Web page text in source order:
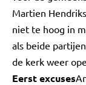
Martien
niet te hoog in
als beide
de kerk weer
Eerst excuses